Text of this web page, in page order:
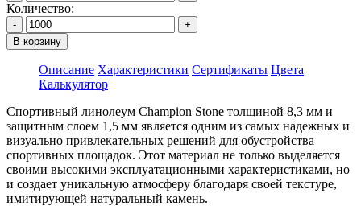
Количество:
-
+
В корзину
Описание Характеристики Сертификаты Цвета
Калькулятор
Спортивный линолеум Champion Stone толщиной 8,3 мм и
защитным слоем 1,5 мм является одним из самых надежных и
визуально привлекательных решений для обустройства
спортивных площадок. Этот материал не только выделяется
своими высокими эксплуатационными характеристиками, но
и создает уникальную атмосферу благодаря своей текстуре,
имитирующей натуральный камень.